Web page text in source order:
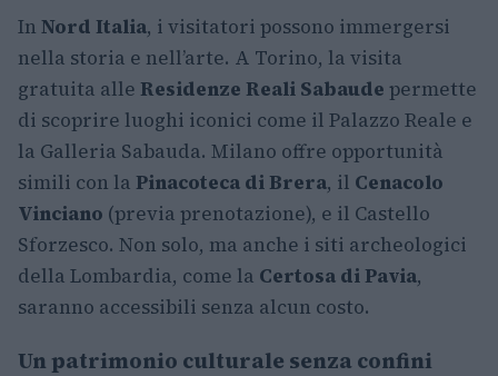
In Nord Italia, i visitatori possono immergersi
nella storia e nell’arte. A Torino, la visita
gratuita alle Residenze Reali Sabaude permette
di scoprire luoghi iconici come il Palazzo Reale e
la Galleria Sabauda. Milano offre opportunità
simili con la Pinacoteca di Brera, il Cenacolo
Vinciano (previa prenotazione), e il Castello
Sforzesco. Non solo, ma anche i siti archeologici
della Lombardia, come la Certosa di Pavia,
saranno accessibili senza alcun costo.
Un patrimonio culturale senza confini